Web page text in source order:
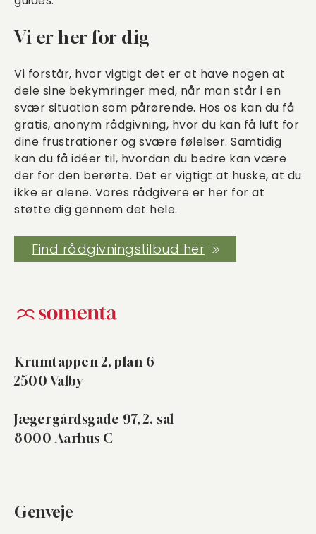
Vi er her for dig
Vi forstår, hvor vigtigt det er at have nogen at
dele sine bekymringer med, når man står i en
svær situation som pårørende. Hos os kan du få
gratis, anonym rådgivning, hvor du kan få luft for
dine frustrationer og svære følelser. Samtidig
kan du få idéer til, hvordan du bedre kan være
der for den berørte. Det er vigtigt at huske, at du
ikke er alene. Vores rådgivere er her for at
støtte dig gennem det hele.
Find rådgivningstilbud her
Krumtappen 2, plan 6
2500 Valby
Jægergårdsgade 97, 2. sal
8000 Aarhus C
Genveje